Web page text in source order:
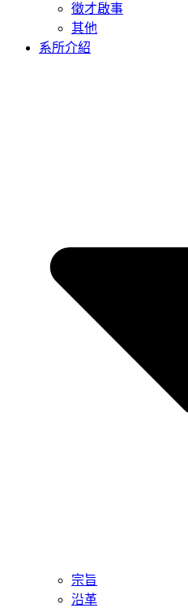
徵才啟事
其他
系所介紹
宗旨
沿革